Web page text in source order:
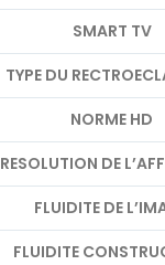
SMART TV
TYPE DU
NORME HD
RESOLUTION DE
FLUIDITE DE
FLUIDITE